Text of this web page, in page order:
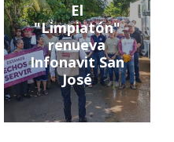
El
"Limpiatón"
renueva
Infonavit San
José